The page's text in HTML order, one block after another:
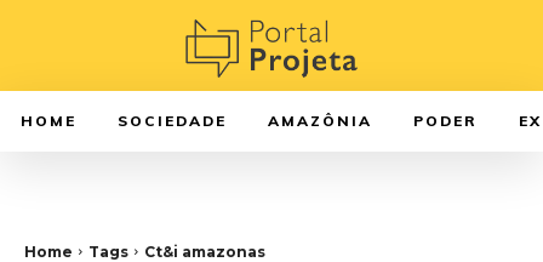
HOME SOCIEDADE AMAZÔNIA PODER
Home Tags Ct&i amazonas